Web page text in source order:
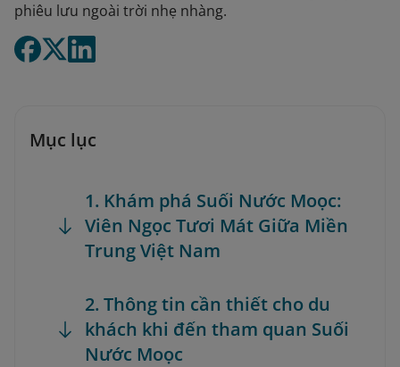
phiêu lưu ngoài trời nhẹ nhàng.
Mục lục
1. Khám phá Suối Nước Moọc:
Viên Ngọc Tươi Mát Giữa Miền
Trung Việt Nam
2. Thông tin cần thiết cho du
khách khi đến tham quan Suối
Nước Moọc